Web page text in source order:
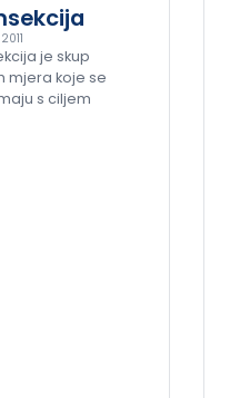
je skup
mjera koje se
s ciljem